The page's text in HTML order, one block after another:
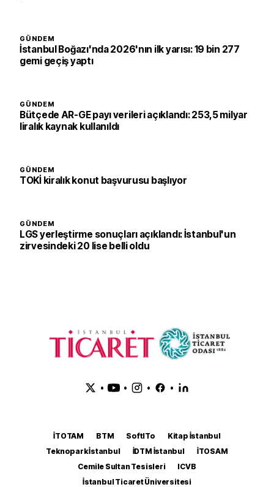
GÜNDEM
İstanbul Boğazı'nda 2026'nın ilk yarısı: 19 bin 277
gemi geçiş yaptı
GÜNDEM
Bütçede AR-GE payı verileri açıklandı: 253,5 milyar
liralık kaynak kullanıldı
GÜNDEM
TOKİ kiralık konut başvurusu başlıyor
GÜNDEM
LGS yerleştirme sonuçları açıklandı: İstanbul'un
zirvesindeki 20 lise belli oldu
• • • •
İTOTAM BTM SoftITo
Kitap İstanbul
Teknopark İstanbul
İDTM İstanbul
İTOSAM
Cemile Sultan Tesisleri
ICVB
İstanbul Ticaret Üniversitesi